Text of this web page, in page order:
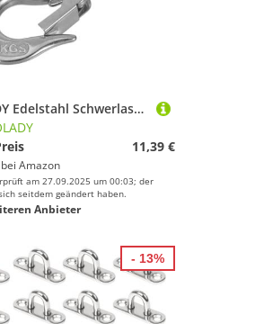
OSOLADY Edelstahl Schwerlast Kettenhaken mit Drehgelenk Robuster Hebehaken Sicherer Anhänger und Boots Haken Tragfähigkeit
11,39 €
Amazon
am 27.09.2025 um 00:03; der
seitdem geändert haben.
Anbieter
- 13%